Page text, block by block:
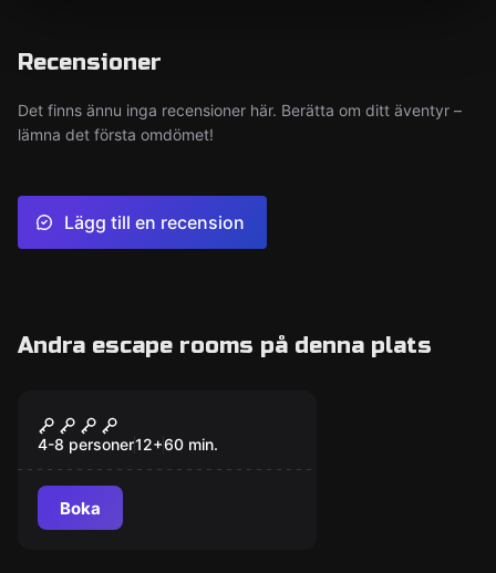
Recensioner
Det finns ännu inga recensioner här. Berätta om ditt äventyr –
lämna det första omdömet!
Lägg till en recension
Andra escape rooms på denna plats
Mysteriet på
Magiskolan
4-8 personer12+60 min.
Boka